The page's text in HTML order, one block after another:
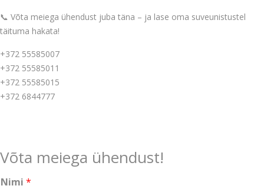
📞 Võta meiega ühendust juba täna – ja lase oma suveunistustel
täituma hakata!
+372 55585007
+372 55585011
+372 55585015
+372 6844777
Võta meiega ühendust!
Nimi *